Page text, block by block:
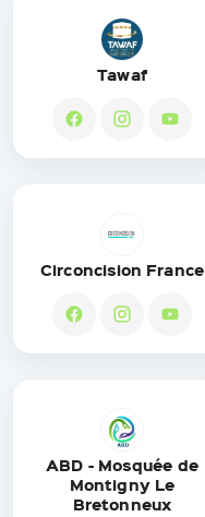
Tawaf
Circoncision France
ABD - Mosquée de
Montigny Le
Bretonneux